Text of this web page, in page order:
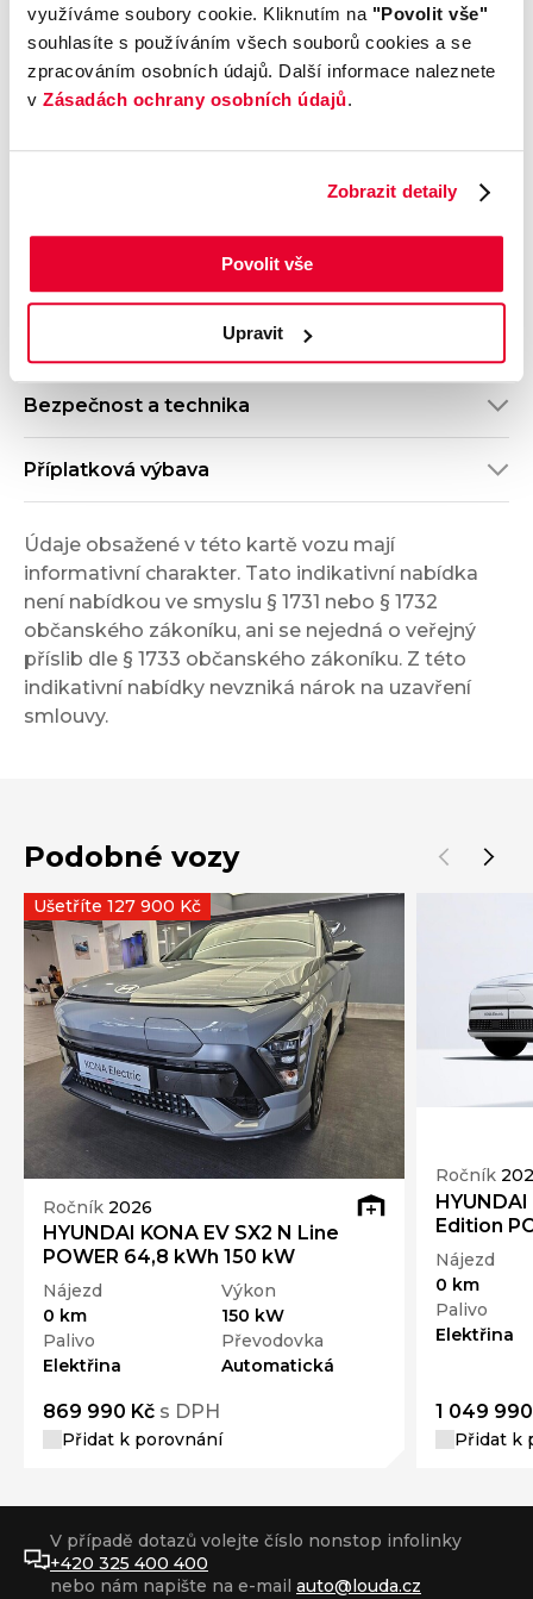
využíváme soubory cookie. Kliknutím na "Povolit vše"
souhlasíte s používáním všech souborů cookies a se
zpracováním osobních údajů. Další informace naleznete
v Zásadách ochrany osobních údajů.
Zobrazit detaily
Povolit vše
Upravit
Vozidlo jako zdroj
Předehřev baterie
Ne
Bezpečnost a technika
Příplatková výbava
Údaje obsažené v této kartě vozu mají
informativní charakter. Tato indikativní nabídka
není nabídkou ve smyslu § 1731 nebo § 1732
občanského zákoníku, ani se nejedná o veřejný
příslib dle § 1733 občanského zákoníku. Z této
indikativní nabídky nevzniká nárok na uzavření
smlouvy.
Podobné vozy
Ročník 2026
HYUNDAI KONA EV SX2 N Line
POWER 64,8 kWh 150 kW
Nájezd
0 km
Výkon
150 kW
Palivo
Elektřina
Převodovka
Automatická
869 990 Kč s DPH
Přidat k porovnání
Ušetříte 127 900 Kč
Ročník
Edition
Nájezd
0 km
Palivo
Elektřina
1 049
Přidat k
V případě dotazů volejte číslo nonstop infolinky
+420 325 400 400
nebo nám napište na e-mail auto@louda.cz